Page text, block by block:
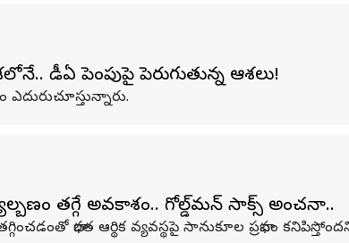
డీఏ పెంపుపై పెరుగుతున్న ఆశలు!
ఎదురుచూస్తున్నారు.
తగ్గే అవకాశం.. గోల్డ్‌మన్ సాక్స్ అంచనా..
భారత ఆర్థిక వ్యవస్థపై సానుకూల ప్రభావం